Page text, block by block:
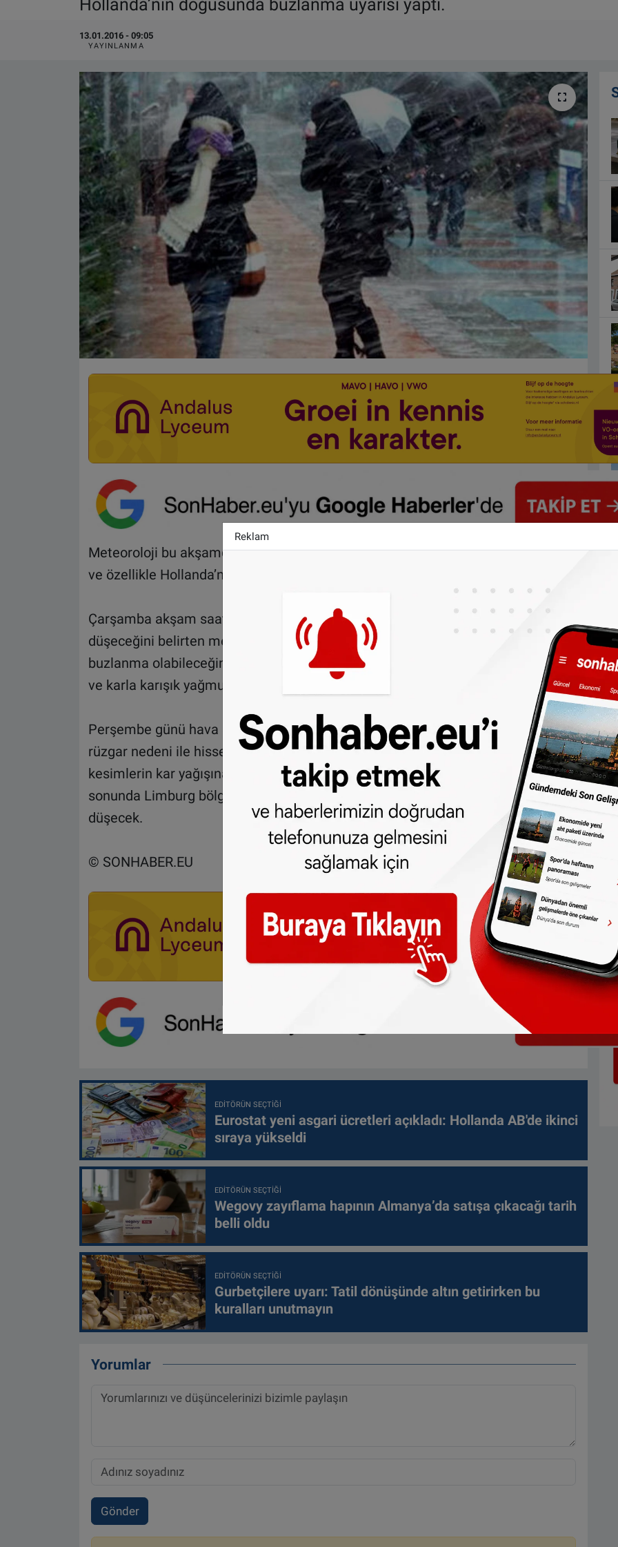
Hollanda’nın doğusunda buzlanma uyarısı yaptı.
13.01.2016 - 09:05
YAYINLANMA
Meteoroloji bu akşamdan itibaren düşen hava sıcaklıkları ile birlikte kar yağışı
ve özellikle Hollanda’nın doğusunda buzlanma uyarısı yaptı.
Çarşamba akşam saatlerinden itibaren sıcaklığın yer yer don noktasına kadar
düşeceğini belirten meteorologlar, gece saatlerinde ülkenin doğu kesimlerinde
buzlanma olabileceğini, Perşembe günü ise doğu ve kuzeydoğu bölgelerinde kar
ve karla karışık yağmur görüleceği uyarısında bulundu.
Perşembe günü hava sıcaklığının biraz artacağı belirtilen açıklamada, şiddetli
rüzgar nedeni ile hissedilen sıcaklığın düşük olacağını, Cuma günü yine doğu
kesimlerin kar yağışına hazırlıklı olması gerektiği vurgulandı. Kar yağışı hafta
sonunda Limburg bölgesini de etkileyecek ve hava sıcaklıklarını oldukça
düşecek.
© SONHABER.EU
EDITÖRÜN SEÇTIĞI
Eurostat yeni asgari ücretleri açıkladı: Hollanda AB'de ikinci
sıraya yükseldi
EDITÖRÜN SEÇTIĞI
Wegovy zayıflama hapının Almanya’da satışa çıkacağı tarih
belli oldu
EDITÖRÜN SEÇTIĞI
Gurbetçilere uyarı: Tatil dönüşünde altın getirirken bu
kuralları unutmayın
Yorumlar
Gönder
CONTACT
Çerez Politikası
Reklam